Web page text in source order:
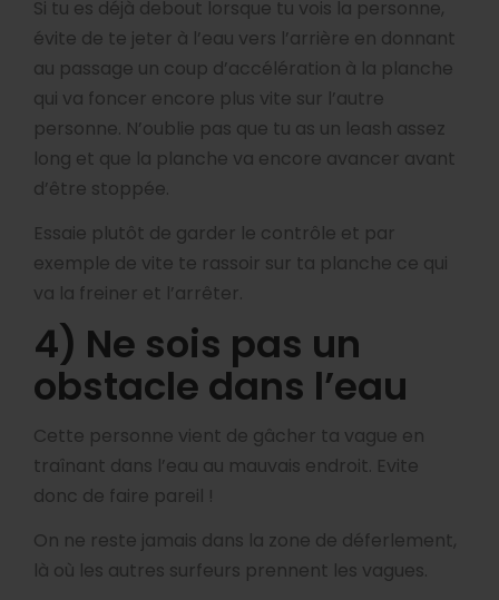
Si tu es déjà debout lorsque tu vois la personne,
évite de te jeter à l’eau vers l’arrière en donnant
au passage un coup d’accélération à la planche
qui va foncer encore plus vite sur l’autre
personne. N’oublie pas que tu as un leash assez
long et que la planche va encore avancer avant
d’être stoppée.
Essaie plutôt de garder le contrôle et par
exemple de vite te rassoir sur ta planche ce qui
va la freiner et l’arrêter.
4) Ne sois pas un
obstacle dans l’eau
Cette personne vient de gâcher ta vague en
traînant dans l’eau au mauvais endroit. Evite
donc de faire pareil !
On ne reste jamais dans la zone de déferlement,
là où les autres surfeurs prennent les vagues.